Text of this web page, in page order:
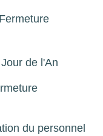
de l'An
du personnel